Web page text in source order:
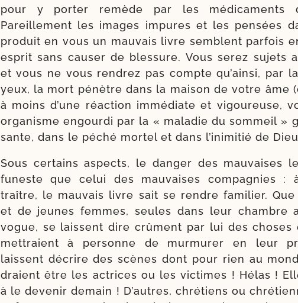
pour y por­ter remède par les médi­ca­ments
Pareillement les images impures et les pen­sées
pro­duit en vous un mau­vais livre semblent par­fois
esprit sans cau­ser de bles­sure. Vous serez sujets
et vous ne vous ren­drez pas compte qu’ain­si, par
yeux, la mort pénètre dans la mai­son de votre âme
à moins d’une réac­tion immé­diate et vigou­reuse,
orga­nisme engour­di par la « mala­die du som­meil »
sante, dans le péché mor­tel et dans l’i­ni­mi­tié de
Sous cer­tains aspects, le dan­ger des mau­vaises
funeste que celui des mau­vaises com­pa­gnies :
traître, le mau­vais livre sait se rendre fami­lier.
et de jeunes femmes, seules dans leur chambre
vogue, se laissent dire crû­ment par lui des choses
met­traient à per­sonne de mur­mu­rer en leur
laissent décrire des scènes dont pour rien au
draient être les actrices ou les vic­times ! Hélas !
à le deve­nir demain ! D’autres, chré­tiens ou